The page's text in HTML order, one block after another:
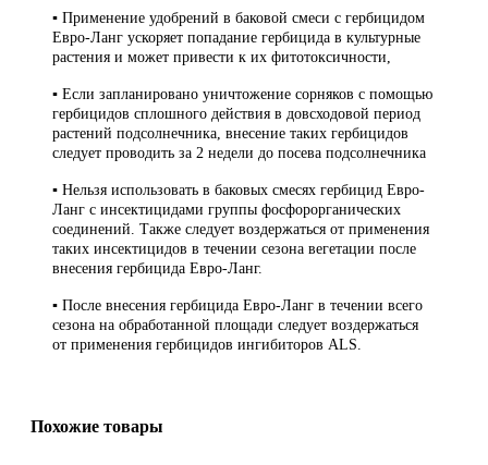
▪ Применение удобрений в баковой смеси с гербицидом
Евро-Ланг ускоряет попадание гербицида в культурные
растения и может привести к их фитотоксичности,
▪ Если запланировано уничтожение сорняков с помощью
гербицидов сплошного действия в довсходовой период
растений подсолнечника, внесение таких гербицидов
следует проводить за 2 недели до посева подсолнечника
▪ Нельзя использовать в баковых смесях гербицид Евро-
Ланг с инсектицидами группы фосфорорганических
соединений. Также следует воздержаться от применения
таких инсектицидов в течении сезона вегетации после
внесения гербицида Евро-Ланг.
▪ После внесения гербицида Евро-Ланг в течении всего
сезона на обработанной площади следует воздержаться
от применения гербицидов ингибиторов ALS.
Похожие товары